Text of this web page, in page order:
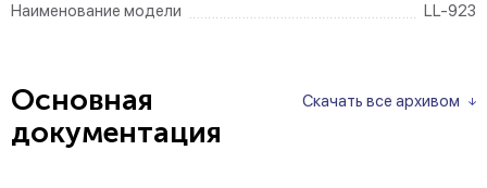
Наименование модели
LL-923
Скачать все архивом
Основная
документация